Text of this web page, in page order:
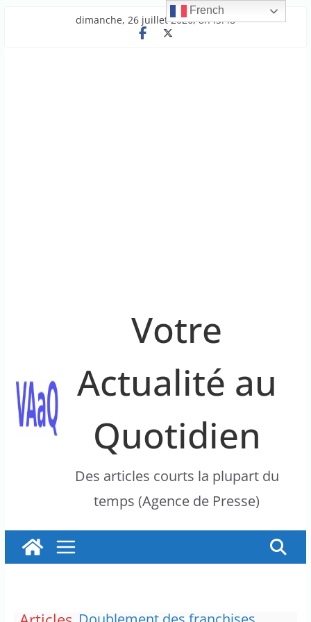
dimanche, 26 juillet 2026, 8h45:48
Votre
Actualité au
Quotidien
Des articles courts la plupart du
temps (Agence de Presse)
French